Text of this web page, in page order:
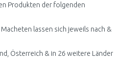
Produkten der folgenden
lassen sich jeweils nach &
Österreich & in 26 weitere Länder